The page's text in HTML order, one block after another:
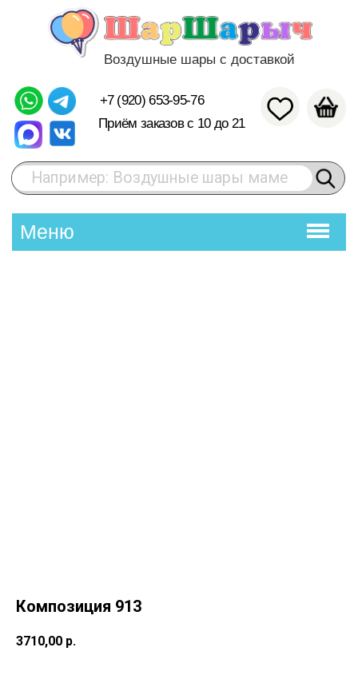
Воздушные шары с доставкой
Приём заказов с 10 до 21
Меню
Например: Воздушные шары маме
Композиция 913
3710,00 р.